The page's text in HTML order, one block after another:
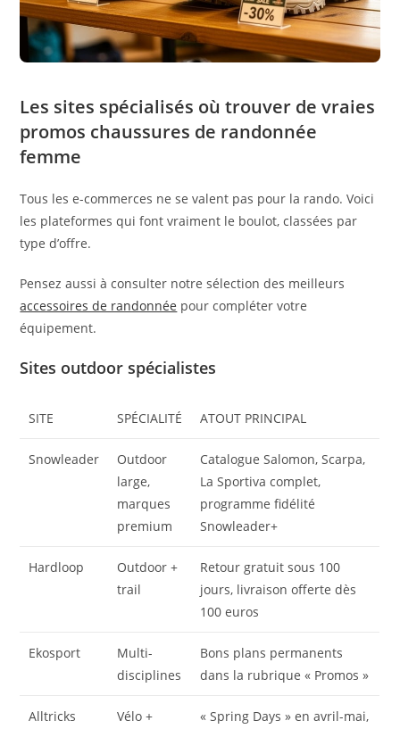
Les sites spécialisés où trouver de vraies
promos chaussures de randonnée
femme
Tous les e-commerces ne se valent pas pour la rando. Voici
les plateformes qui font vraiment le boulot, classées par
type d’offre.
Pensez aussi à consulter notre sélection des meilleurs
accessoires de randonnée pour compléter votre
équipement.
Sites outdoor spécialistes
SITE SPÉCIALITÉ ATOUT PRINCIPAL
Snowleader
Outdoor
large,
marques
premium
Catalogue Salomon, Scarpa,
La Sportiva complet,
programme fidélité
Snowleader+
Hardloop
Outdoor +
trail
Retour gratuit sous 100
jours, livraison offerte dès
100 euros
Ekosport
Multi-
disciplines
Bons plans permanents
dans la rubrique « Promos »
Alltricks
Vélo +
« Spring Days » en avril-mai,